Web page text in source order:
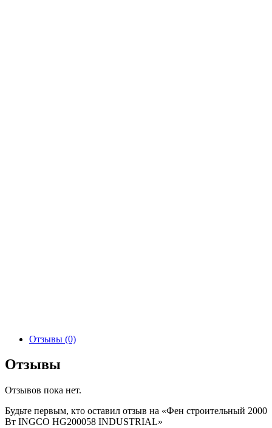
Отзывы (0)
Отзывы
Отзывов пока нет.
Будьте первым, кто оставил отзыв на «Фен строительный 2000
Вт INGCO HG200058 INDUSTRIAL»